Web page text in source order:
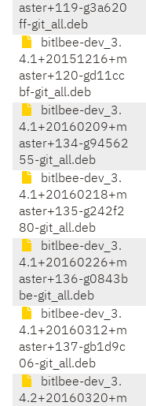
aster+119-g3a620
ff-git_all.deb
bitlbee-dev_3.
4.1+20151216+m
aster+120-gd11cc
bf-git_all.deb
bitlbee-dev_3.
4.1+20160209+m
aster+134-g94562
55-git_all.deb
bitlbee-dev_3.
4.1+20160218+m
aster+135-g242f2
80-git_all.deb
bitlbee-dev_3.
4.1+20160226+m
aster+136-g0843b
be-git_all.deb
bitlbee-dev_3.
4.1+20160312+m
aster+137-gb1d9c
06-git_all.deb
bitlbee-dev_3.
4.2+20160320+m